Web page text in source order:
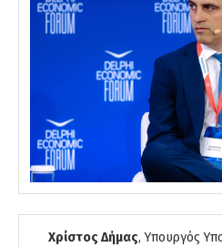
Χρίστος Δήμας, Υπουργός